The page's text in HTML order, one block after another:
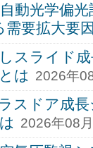
動光学偏
要拡大要因
スライド
は 2026年
スドア成
2026年08